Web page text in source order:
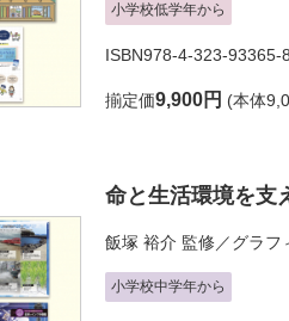
小学校低学年から
ISBN978-4-323-93365-
揃定価9,900円 (本体
命と生活環境を
飯塚 裕介 監修／グラフ
小学校中学年から